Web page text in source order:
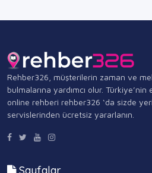
Rehber326, müşterilerin zaman ve
bulmalarına yardımcı olur.
online rehberi rehber326 ‘da sizde
servislerinden ücretsiz yararlanın.
Sayfalar